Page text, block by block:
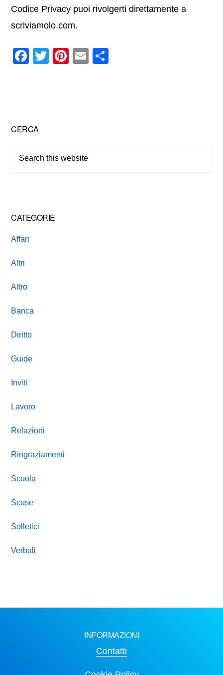
Codice Privacy puoi rivolgerti direttamente a
scriviamolo.com.
F
o
o
T
Pi
E
Primary
Sidebar
CERCA
CATEGORIE
Affari
Altri
Altro
Banca
Diritto
Guide
Inviti
Lavoro
Relazioni
Ringraziamenti
Scuola
Scuse
Solletici
Verbali
INFORMAZIONI
Contatti